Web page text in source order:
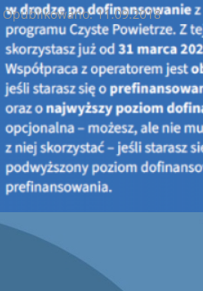
Opublikowano: 11.09.2018
300 drzewek trafiło w ręce
tysięcy drzew na 100-lecie
W zamian mieszkańcy
zorganizowaliWojewódzki
ENERIS Surowce.
W niedzielnym wydarzeniu
akcja zakończyła się
NFOŚiGW przekazał do Kielc
trafiło 300 sadzonek – dębów,